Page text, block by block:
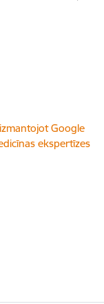
Google
ekspertīzes